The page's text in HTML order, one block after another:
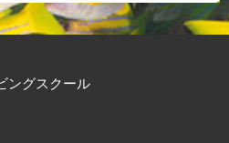
ングスクール